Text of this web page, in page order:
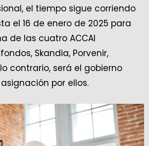
el tiempo sigue corriendo
el 16 de enero de 2025 para
de las cuatro ACCAI
Skandia, Porvenir,
contrario, será el gobierno
por ellos.